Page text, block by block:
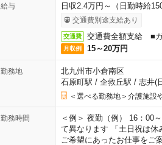
給与 日収2.4万円～（日勤時給
交通費別途支給あり
交通費 交通費全額支給 ■
月収例 15～20万円
勤務地
北九州市小倉南区
石原町駅 / 企救丘駅 / 志井(
＜選べる勤務地＞介護施
勤務時間
＜例＞ 夜勤（例） 16：00
て異なります 「土日祝は休
ご希望にあったお仕事をご